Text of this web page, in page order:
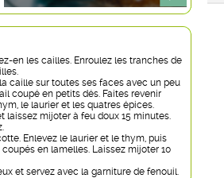
en les cailles. Enroulez les tranches de
caille sur toutes ses faces avec un peu
coupé en petits dés. Faites revenir
le laurier et les quatres épices.
laissez mijoter à feu doux 15 minutes.
Enlevez le laurier et le thym, puis
en lamelles. Laissez mijoter 10
et servez avec la garniture de fenouil.